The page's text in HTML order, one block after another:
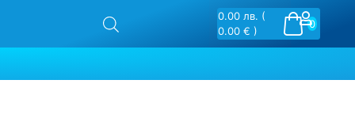
0
0.00 лв. (
0.00 € )